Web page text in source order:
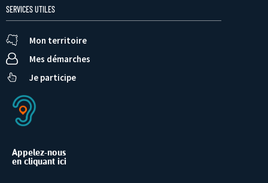
SERVICES UTILES
Mon territoire
Mes démarches
Je participe
Appelez-nous
en cliquant ici